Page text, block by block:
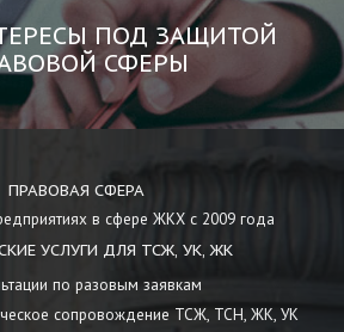
ПОД ЗАЩИТОЙ
СФЕРЫ
ПРАВОВАЯ СФЕРА
в сфере ЖКХ с 2009 года
УСЛУГИ ДЛЯ ТСЖ, УК, ЖК
по разовым заявкам
сопровождение ТСЖ, ТСН, ЖК, УК